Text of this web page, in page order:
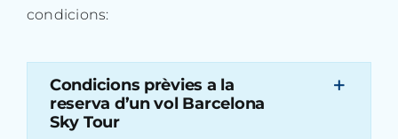
condicions:
Condicions prèvies a la
reserva d’un vol Barcelona
Sky Tour